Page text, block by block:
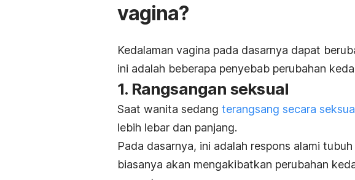
vagina?
Kedalaman vagina pada dasarnya dapat
ini adalah beberapa penyebab perubahan
1. Rangsangan seksual
Saat wanita sedang terangsang secara
lebih lebar dan panjang.
Pada dasarnya, ini adalah respons alami
biasanya akan mengakibatkan perubahan